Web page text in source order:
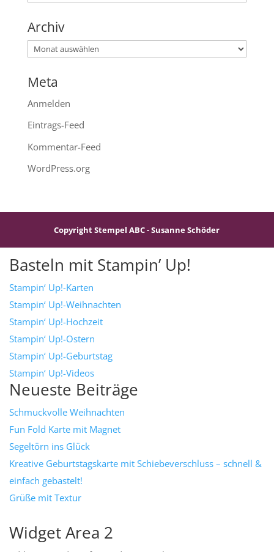
Archiv
Archiv
Meta
Anmelden
Eintrags-Feed
Kommentar-Feed
WordPress.org
Copyright Stempel ABC - Susanne Schöder
Basteln mit Stampin’ Up!
Stampin‘ Up!-Karten
Stampin‘ Up!-Weihnachten
Stampin‘ Up!-Hochzeit
Stampin‘ Up!-Ostern
Stampin‘ Up!-Geburtstag
Stampin‘ Up!-Videos
Neueste Beiträge
Schmuckvolle Weihnachten
Fun Fold Karte mit Magnet
Segeltörn ins Glück
Kreative Geburtstagskarte mit Schiebeverschluss – schnell &
einfach gebastelt!
Grüße mit Textur
Widget Area 2